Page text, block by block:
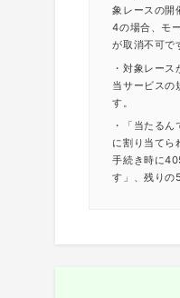
象レースの開
4の場合、モ
が取消不可で
・対象レー
当サービスの
す。
・「当たる
に割り当てら
手続き時に
す」、残りの